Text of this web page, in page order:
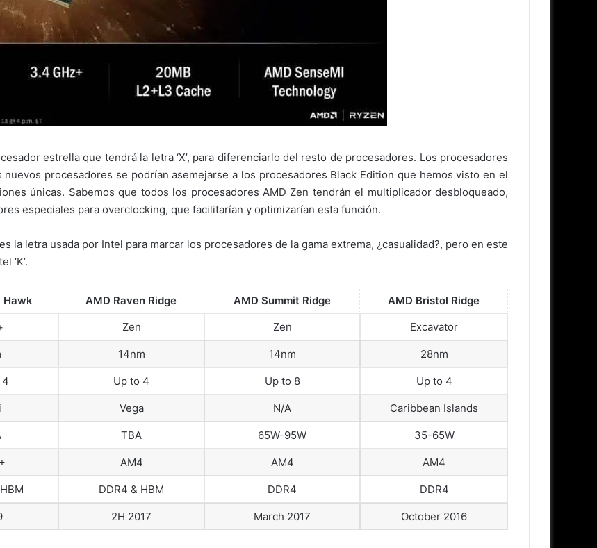
estrella que tendrá la letra ‘X’, para diferenciarlo del resto de procesadores. Los procesadores
procesadores se podrían asemejarse a los procesadores Black Edition que hemos visto en el
únicas. Sabemos que todos los procesadores AMD Zen tendrán el multiplicador desbloqueado,
especiales para overclocking, que facilitarían y optimizarían esta función.
la letra usada por Intel para marcar los procesadores de la gama extrema, ¿casualidad?, pero en este
‘K’.
Hawk AMD Raven Ridge AMD Summit Ridge
AMD Bristol Ridge
Zen Zen Excavator
14nm 14nm 28nm
4 Up to 4 Up to 8 Up to 4
Vega N/A Caribbean Islands
TBA 65W-95W 35-65W
AM4 AM4 AM4
DDR4 & HBM DDR4 DDR4
2H 2017 March 2017 October 2016